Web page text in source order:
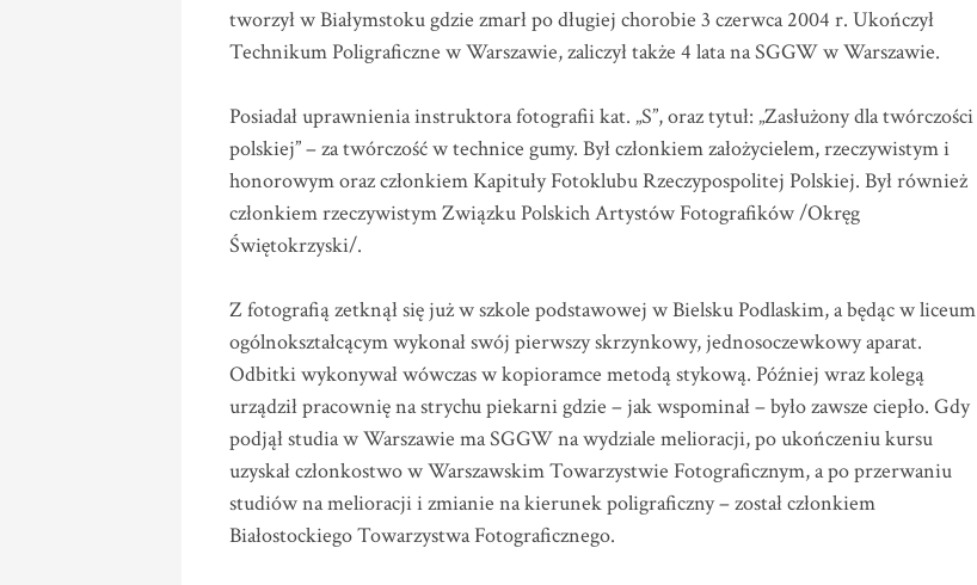
tworzył w Białymstoku gdzie zmarł po długiej chorobie 3 czerwca 2004 r. Ukończył
Technikum Poligraficzne w Warszawie, zaliczył także 4 lata na SGGW w Warszawie.
Posiadał uprawnienia instruktora fotografii kat. „S”, oraz tytuł: „Zasłużony dla twórczości
polskiej” – za twórczość w technice gumy. Był członkiem założycielem, rzeczywistym i
honorowym oraz członkiem Kapituły Fotoklubu Rzeczypospolitej Polskiej. Był również
członkiem rzeczywistym Związku Polskich Artystów Fotografików /Okręg
Świętokrzyski/.
Z fotografią zetknął się już w szkole podstawowej w Bielsku Podlaskim, a będąc w liceum
ogólnokształcącym wykonał swój pierwszy skrzynkowy, jednosoczewkowy aparat.
Odbitki wykonywał wówczas w kopioramce metodą stykową. Później wraz kolegą
urządził pracownię na strychu piekarni gdzie – jak wspominał – było zawsze ciepło. Gdy
podjął studia w Warszawie ma SGGW na wydziale melioracji, po ukończeniu kursu
uzyskał członkostwo w Warszawskim Towarzystwie Fotograficznym, a po przerwaniu
studiów na melioracji i zmianie na kierunek poligraficzny – został członkiem
Białostockiego Towarzystwa Fotograficznego.